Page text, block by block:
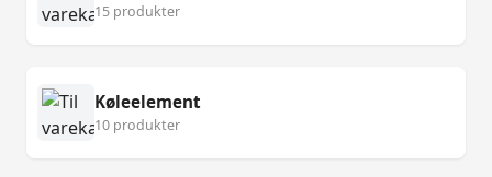
15 produkter
Køleelement
10 produkter